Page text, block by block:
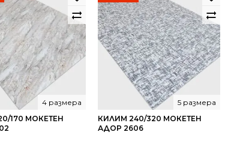
170 МОКЕТЕН
4 размера
КИЛИМ 240/320 МОКЕТЕН
АДОР 2606
5 размера